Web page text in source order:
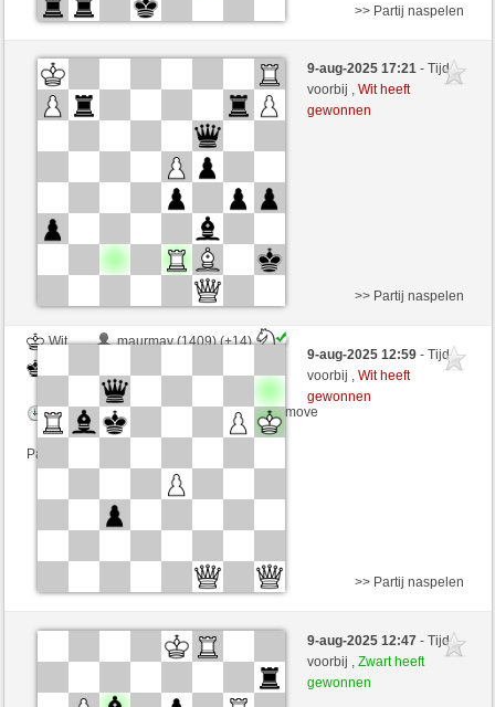
Wit
ANegmAwad (1522) (+8)
Zwart
Speelduur: 6 minutes/side + 0 seconds/move
Partij telt mee voor de ranglijst
>> Partij naspelen
9-aug-2025 17:21- Tijd
voorbij ,Wit heeft
gewonnen
Wit
maurmav (1409) (+14)
Speelduur: 6 minutes/side + 0 seconds/move
Partij telt mee voor de ranglijst
>> Partij naspelen
9-aug-2025 12:59- Tijd
voorbij ,Wit heeft
gewonnen
Wit
delapena (1312) (+19)
RezaSd (1376) (-19)
Speelduur: 6 minutes/side + 0 seconds/move
>> Partij naspelen
9-aug-2025 12:47- Tijd
voorbij ,Zwart heeft
gewonnen